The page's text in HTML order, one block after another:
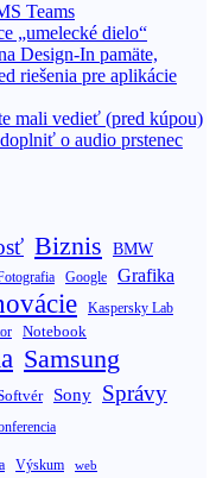
Teams
„umelecké dielo“
Design-In pamäte,
riešenia pre aplikácie
mali vedieť (pred kúpou)
o audio prstenec
Biznis BMW
Google Grafika
Kaspersky Lab
Notebook
Samsung
Sony Správy
Výskum web